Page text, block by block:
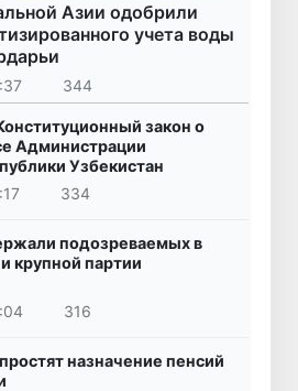
Азии одобрили
учета воды
344
закон о
Администрации
Узбекистан
334
подозреваемых в
крупной партии
316
назначение пенсий